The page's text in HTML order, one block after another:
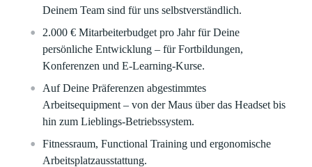
Deinem Team sind für uns selbstverständlich.
2.000 € Mitarbeiterbudget pro Jahr für Deine
persönliche Entwicklung – für Fortbildungen,
Konferenzen und E-Learning-Kurse.
Auf Deine Präferenzen abgestimmtes
Arbeitsequipment – von der Maus über das Headset bis
hin zum Lieblings-Betriebssystem.
Fitnessraum, Functional Training und ergonomische
Arbeitsplatzausstattung.